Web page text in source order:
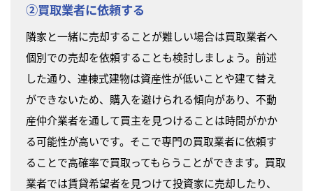
②買取業者に依頼する
隣家と一緒に売却することが難しい場合は買取業者へ
個別での売却を依頼することも検討しましょう。前述
した通り、連棟式建物は資産性が低いことや建て替え
ができないため、購入を避けられる傾向があり、不動
産仲介業者を通して買主を見つけることは時間がかか
る可能性が高いです。そこで専門の買取業者に依頼す
ることで高確率で買取ってもらうことができます。買取
業者では賃貸希望者を見つけて投資家に売却したり、